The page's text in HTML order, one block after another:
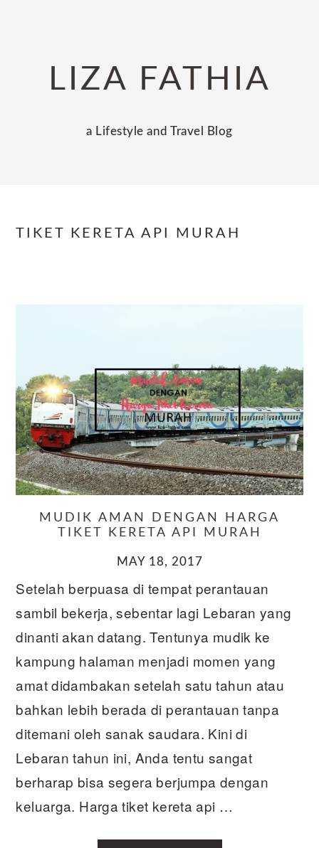
navigationLIZA FATHIA
a Lifestyle and Travel Blog
TIKET KERETA API MURAH
MUDIK AMAN DENGAN HARGA
TIKET KERETA API MURAH
MAY 18, 2017
Setelah berpuasa di tempat perantauan
sambil bekerja, sebentar lagi Lebaran yang
dinanti akan datang. Tentunya mudik ke
kampung halaman menjadi momen yang
amat didambakan setelah satu tahun atau
bahkan lebih berada di perantauan tanpa
ditemani oleh sanak saudara. Kini di
Lebaran tahun ini, Anda tentu sangat
berharap bisa segera berjumpa dengan
keluarga. Harga tiket kereta api …